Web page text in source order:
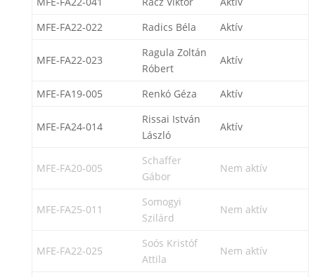
MFE-FA22-022
Radics Béla Aktív
MFE-FA22-023
Ragula Zoltán
Róbert
Aktív
MFE-FA19-005 Renkó Géza Aktív
MFE-FA24-014
Rissai István
László
Aktív
MFE-FA20-005
Schaffer
Gábor
Nem aktív
MFE-FA25-011
Somogyi
Szilárd
Nem aktív
MFE-FA22-025
Soós Kristóf
Attila
Nem aktív